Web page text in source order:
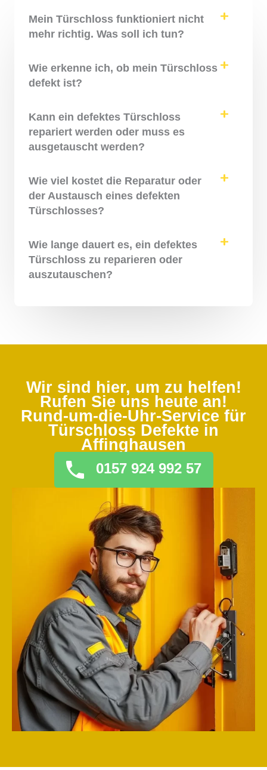
Mein Türschloss funktioniert nicht
mehr richtig. Was soll ich tun?
Wie erkenne ich, ob mein Türschloss
defekt ist?
Kann ein defektes Türschloss
repariert werden oder muss es
ausgetauscht werden?
Wie viel kostet die Reparatur oder
der Austausch eines defekten
Türschlosses?
Wie lange dauert es, ein defektes
Türschloss zu reparieren oder
auszutauschen?
Wir sind hier, um zu helfen!
Rufen Sie uns heute an!
Rund-um-die-Uhr-Service für
Türschloss Defekte in
Affinghausen
0157 924 992 57